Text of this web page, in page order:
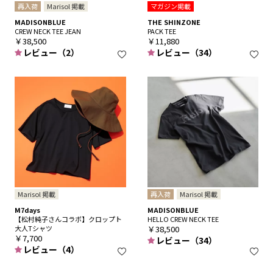
再入荷
Marisol 掲載
MADISONBLUE
CREW NECK TEE JEAN
￥38,500
レビュー（2）
マガジン掲載
THE SHINZONE
PACK TEE
￥11,880
レビュー（34）
Marisol 掲載
M7days
【松村純子さんコラボ】クロップト
大人Tシャツ
￥7,700
レビュー（4）
再入荷
Marisol 掲載
MADISONBLUE
HELLO CREW NECK TEE
￥38,500
レビュー（34）